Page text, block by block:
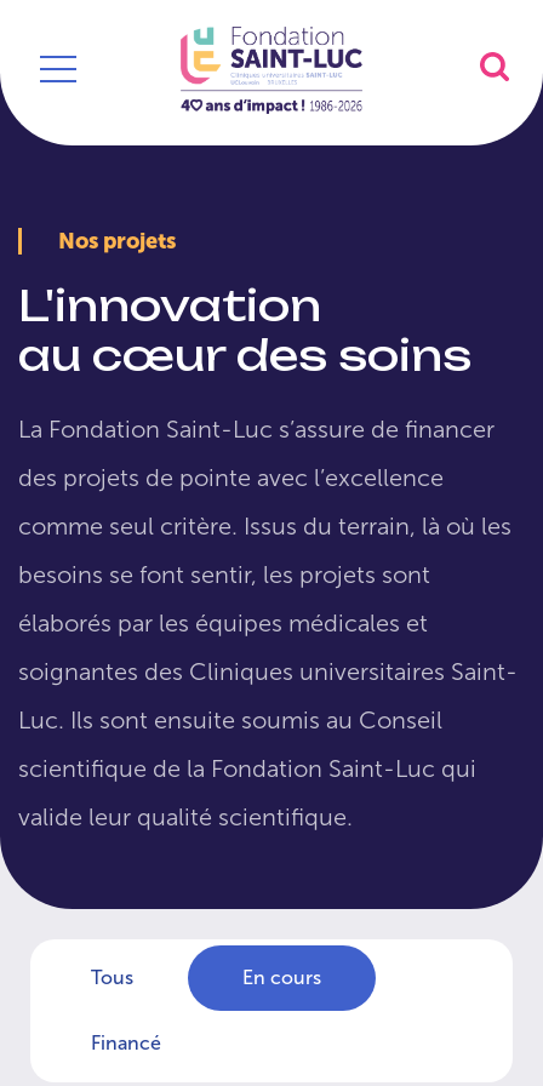
Nos projets
L'innovation
au cœur des soins
La Fondation Saint-Luc s’assure de financer
des projets de pointe avec l’excellence
comme seul critère. Issus du terrain, là où les
besoins se font sentir, les projets sont
élaborés par les équipes médicales et
soignantes des Cliniques universitaires Saint-
Luc. Ils sont ensuite soumis au Conseil
scientifique de la Fondation Saint-Luc qui
valide leur qualité scientifique.
Tous En cours
Financé